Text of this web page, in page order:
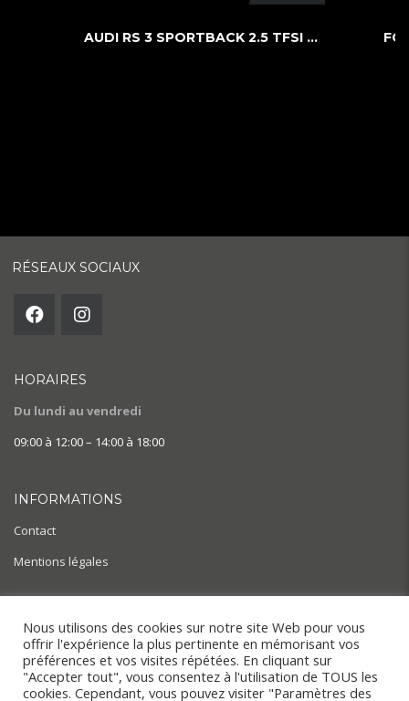
AUDI RS 3 SPORTBACK 2.5 TFSI QUATTR ...
RÉSEAUX SOCIAUX
HORAIRES
Du lundi au vendredi
09:00 à 12:00 – 14:00 à 18:00
INFORMATIONS
Contact
Mentions légales
AIDE & ACTUALITÉS
BLOG
Nous utilisons des cookies sur notre site Web pour vous
offrir l'expérience la plus pertinente en mémorisant vos
préférences et vos visites répétées. En cliquant sur
"Accepter tout", vous consentez à l'utilisation de TOUS les
cookies. Cependant, vous pouvez visiter "Paramètres des